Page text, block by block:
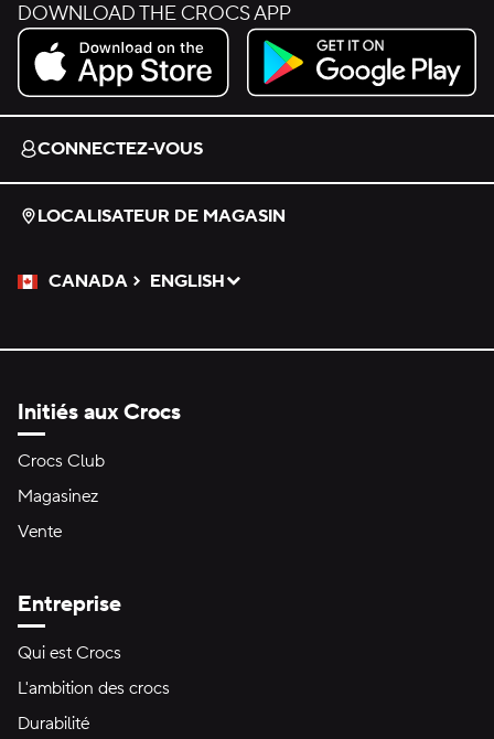
DOWNLOAD THE CROCS APP
Download on the App Store.
Get it on Google Play.
CONNECTEZ-VOUS
LOCALISATEUR DE MAGASIN
CANADA
Veuillez sélectionner une langue
ENGLISH
Sélectionné
Initiés aux Crocs
Crocs Club
Magasinez
Vente
Entreprise
Qui est Crocs
L'ambition des crocs
Durabilité